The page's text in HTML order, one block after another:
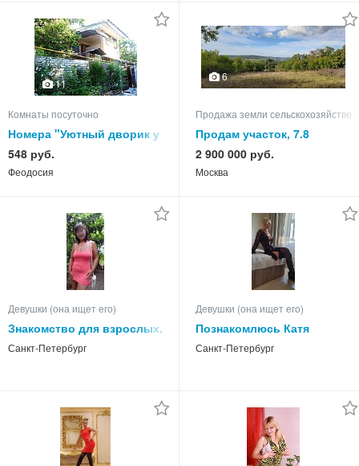
11
Комнаты посуточно
Номера "Уютный дворик у
Елены" в Феодосии на
-2026 год
548 руб.
Феодосия
6
Продажа земли
Продам участок, 7.8
2 900 000 руб.
Москва
Девушки (она ищет его)
Знакомство для взрослых,
приглашаю.
Санкт-Петербург
Девушки (она ищет его)
Познакомлюсь Катя
Санкт-Петербург